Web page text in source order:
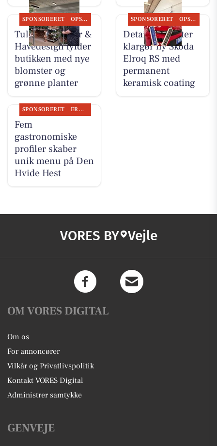
SPONSORERET OPSLAGSTAVLEN
Tulipa Blomster &
Havedesign fylder
butikken med nye
blomster og
grønne planter
SPONSORERET OPSLAGSTAVLEN
Detailing Center
klargør ny Skoda
Elroq RS med
permanent
keramisk coating
SPONSORERET ERHVERV
Fem
gastronomiske
profiler skaber
unik menu på Den
Hvide Hest
VORES BY Vejle
OM VORES DIGITAL
Om os
For annoncører
Vilkår og Privatlivspolitik
Kontakt VORES Digital
Administrer samtykke
GENVEJE